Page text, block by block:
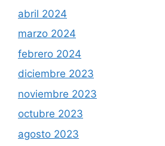
abril 2024
marzo 2024
febrero 2024
diciembre 2023
noviembre 2023
octubre 2023
agosto 2023